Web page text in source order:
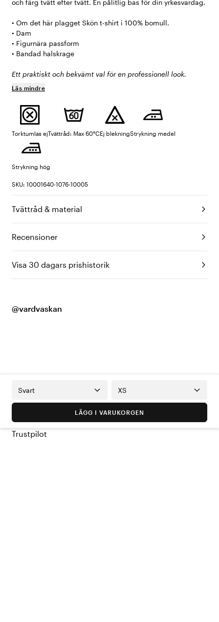
och färg tvätt efter tvätt. En pålitlig bas för din yrkesvardag.
• Om det här plagget Skön t-shirt i 100% bomull.
• Dam
• Figurnära passform
• Bandad halskrage
Ett praktiskt och bekvämt val för en professionell look.
Läs mindre
Torktumlas ejTvättråd: Max 60°CEj blekningStrykning medel
Strykning hög
SKU: 10001640-1076-10005
Tvättråd & material
Recensioner
Visa 30 dagars prishistorik
@vardvaskan
Svart XS
LÄGG I VARUKORGEN
Trustpilot